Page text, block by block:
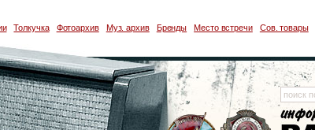
Толкучка Фотоархив Муз. архив Бренды Место встречи Сов. товары